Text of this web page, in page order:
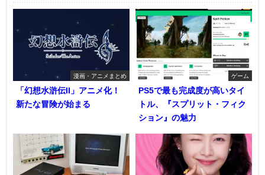
漫画・アニメまとめ
「幻想水滸伝II」アニメ化！
新たな冒険が始まる
ゲーム
PS5で最も完成度が高いタイ
トル、『スプリット・フィク
ション』の魅力